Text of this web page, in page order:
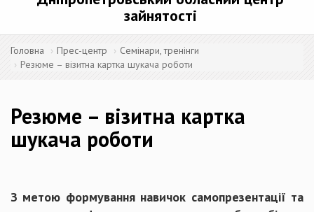
зайнятості
Головна Прес-центр
Семінари, тренінги
Резюме – візитна картка шукача роботи
Резюме – візитна картка
шукача роботи
З метою формування навичок самопрезентації та